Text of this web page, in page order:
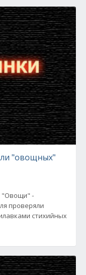
"овощных"
"Овощи" -
проверяли
стихийных